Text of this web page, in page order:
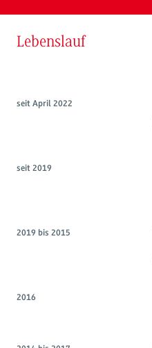
Lebenslauf
seit April 2022
seit 2019
2019 bis 2015
2016